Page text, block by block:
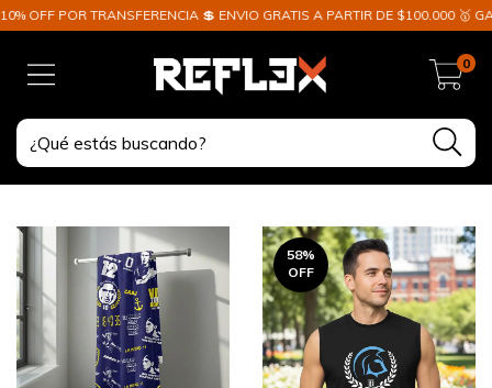
💲 ENVIO GRATIS A PARTIR DE $100.000 🥇 GARANTÍA DE
0
58%
OFF